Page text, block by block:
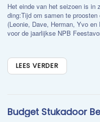
Het einde van het seizoen is
ding:Tijd om samen te
(Leonie, Dave, Herman, Yvo
voor de jaarlijkse NPB
LEES VERDER
Budget Stukadoor